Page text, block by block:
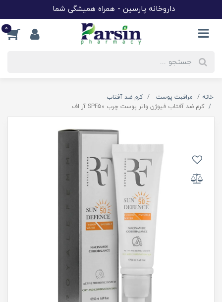
داروخانه پارسین - همراه همیشگی شما
0
خانه مراقبت پوست
کرم ضد آفتاب
کرم ضد آفتاب فیوژن واتر پوست چرب SPF50 آر اف